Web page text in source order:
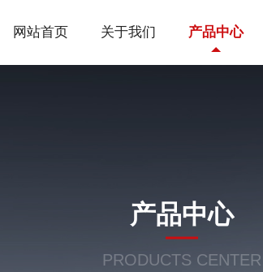
网站首页 关于我们 产品中心
产品中心
PRODUCTS CENTER